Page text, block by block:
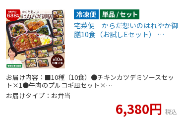
宅菜便 からだ想いのはれやか御
膳10食（お試しEセット） …
お届け内容：■10種（10食）●チキンカツデミソースセッ
ト×1●牛肉のプルコギ風セット×…
お届けタイプ：お弁当
6,380円 税込